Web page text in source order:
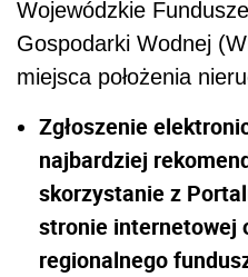
Wojewódzkie
Gospodarki Wodnej
miejsca położenia
Zgłoszenie
najbardziej
skorzystanie z
stronie internetowej
regionalnego